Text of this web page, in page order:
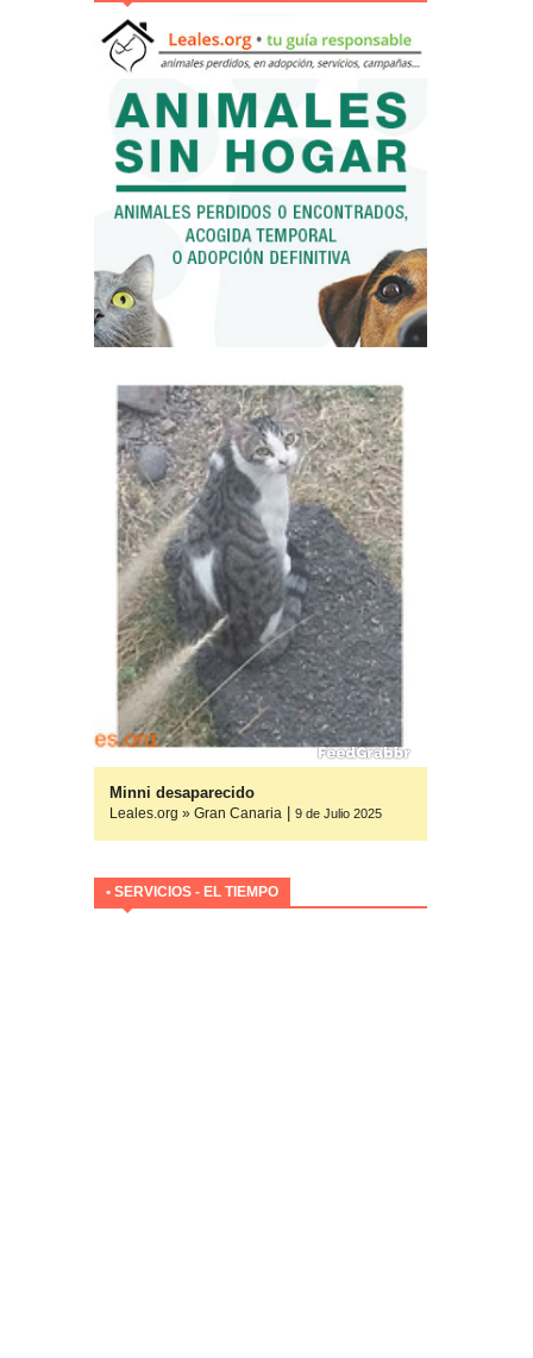
Minni desaparecido
Leales.org » Gran Canaria 9 de Julio 2025
• SERVICIOS - EL TIEMPO